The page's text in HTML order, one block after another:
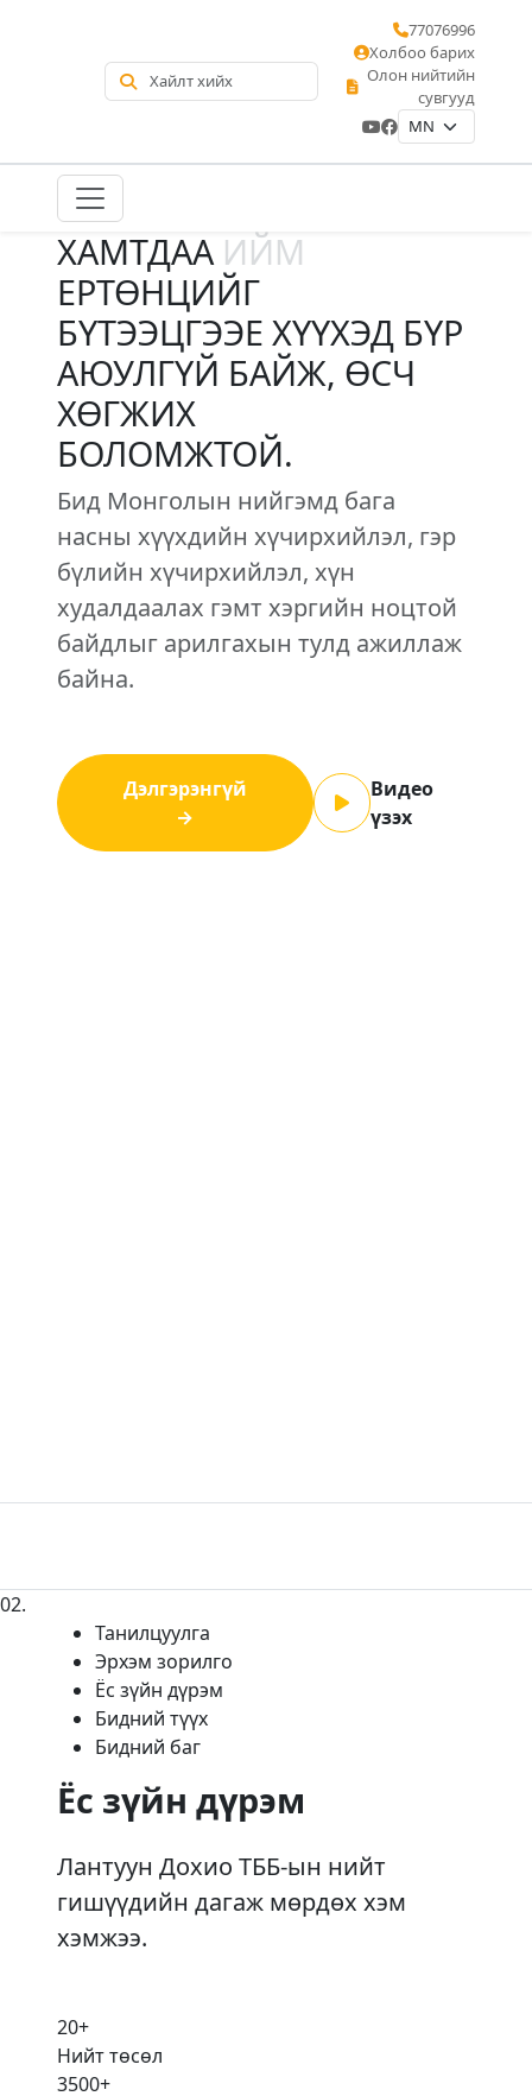
77076996
Холбоо барих
Олон нийтийн
сувгууд
ХАМТДАА ИЙМ
ЕРТӨНЦИЙГ
БҮТЭЭЦГЭЭЕ ХҮҮХЭД БҮР
АЮУЛГҮЙ БАЙЖ, ӨСЧ
ХӨГЖИХ
БОЛОМЖТОЙ.
Бид Монголын нийгэмд бага
насны хүүхдийн хүчирхийлэл, гэр
бүлийн хүчирхийлэл, хүн
худалдаалах гэмт хэргийн ноцтой
байдлыг арилгахын тулд ажиллаж
байна.
Дэлгэрэнгүй
→
Видео
үзэх
02.
Танилцуулга
Эрхэм зорилго
Ёс зүйн дүрэм
Бидний түүх
Бидний баг
Ёс зүйн дүрэм
Лантуун Дохио ТББ-ын нийт
гишүүдийн дагаж мөрдөх хэм
хэмжээ.
20+
Нийт төсөл
3500+